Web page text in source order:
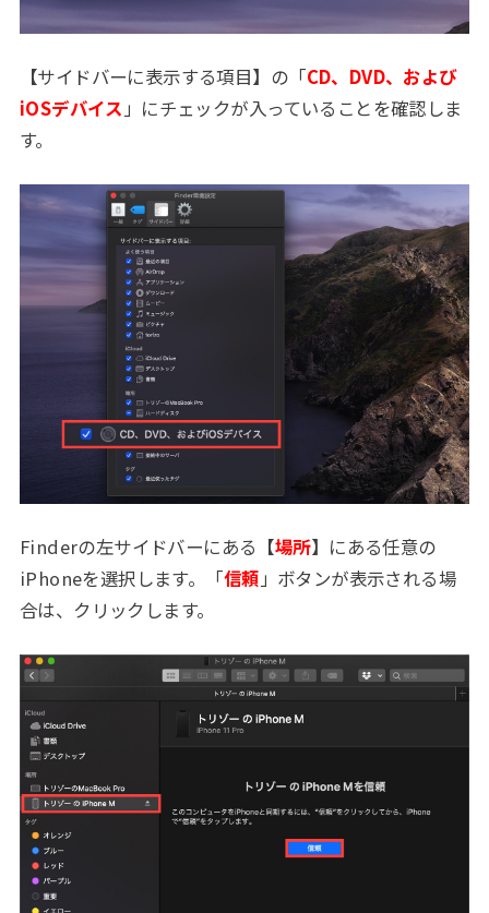
【サイドバーに表示する項目】の「CD、DVD、および
iOSデバイス 」にチェックが入っていることを確認しま
す。
Finderの左サイドバーにある【場所】にある任意の
iPhoneを選択します。「信頼」ボタンが表示される場
合は、クリックします。